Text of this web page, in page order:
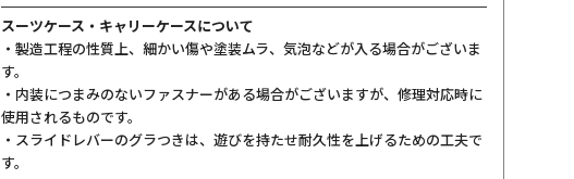
スーツケース・キャリーケースについて
・製造工程の性質上、細かい傷や塗装ムラ、気泡などが入る場合がございま
す。
・内装につまみのないファスナーがある場合がございますが、修理対応時に
使用されるものです。
・スライドレバーのグラつきは、遊びを持たせ耐久性を上げるための工夫で
す。